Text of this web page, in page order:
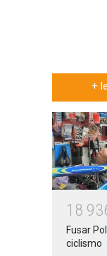
+
1 8 93
Fusar
ciclismo